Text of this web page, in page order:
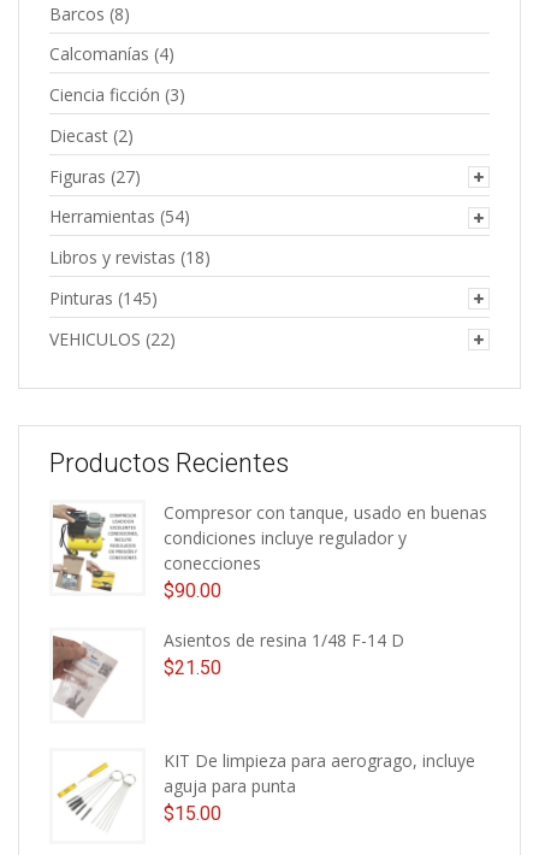
Barcos (8)
Calcomanías (4)
Ciencia ficción (3)
Diecast (2)
Figuras (27)
Herramientas (54)
Libros y revistas (18)
Pinturas (145)
VEHICULOS (22)
Productos Recientes
Compresor con tanque, usado en buenas
condiciones incluye regulador y
conecciones
$90.00
Asientos de resina 1/48 F-14 D
$21.50
KIT De limpieza para aerogrago, incluye
aguja para punta
$15.00